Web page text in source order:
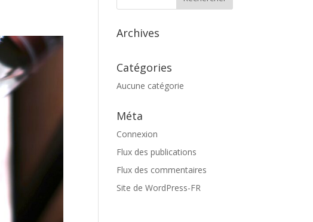
Archives
Catégories
Aucune catégorie
Méta
Connexion
Flux des publications
Flux des commentaires
Site de WordPress-FR